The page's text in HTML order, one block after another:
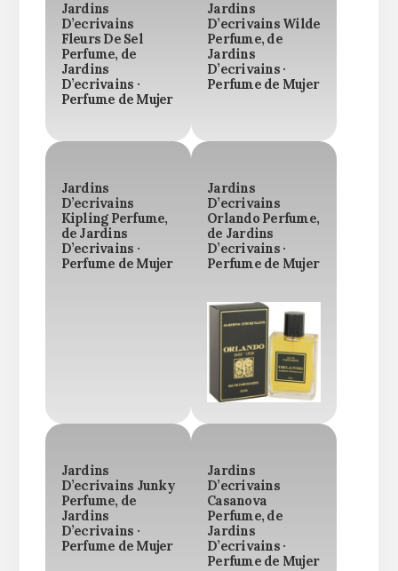
Jardins
D’ecrivains
Fleurs De Sel
Perfume, de
Jardins
D’ecrivains ·
Perfume de Mujer
Jardins
D’ecrivains Wilde
Perfume, de
Jardins
D’ecrivains ·
Perfume de Mujer
Jardins
D’ecrivains
Kipling Perfume,
de Jardins
D’ecrivains ·
Perfume de Mujer
Jardins
D’ecrivains
Orlando Perfume,
de Jardins
D’ecrivains ·
Perfume de Mujer
Jardins
D’ecrivains Junky
Perfume, de
Jardins
D’ecrivains ·
Perfume de Mujer
Jardins
D’ecrivains
Casanova
Perfume, de
Jardins
D’ecrivains ·
Perfume de Mujer